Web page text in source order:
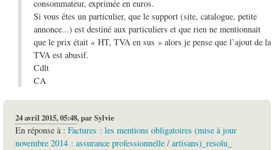
consommateur, exprimée en euros.
Si vous êtes un particulier, que le support (site, catalogue, petite
annonce...) est destiné aux particuliers et que rien ne mentionnait
que le prix était « HT, TVA en sus » alors je pense que l’ajout de la
TVA est abusif.
Cdlt
CA
24 avril 2015, 05:48,parSylvie
En réponse à : Factures : les mentions obligatoires (mise à jour
novembre 2014 : assurance professionnelle / artisans)_resolu_